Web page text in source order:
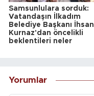
Samsunlulara sorduk:
Vatandaşın İlkadım
Belediye Başkanı İhsan
Kurnaz'dan öncelikli
beklentileri neler
Yorumlar